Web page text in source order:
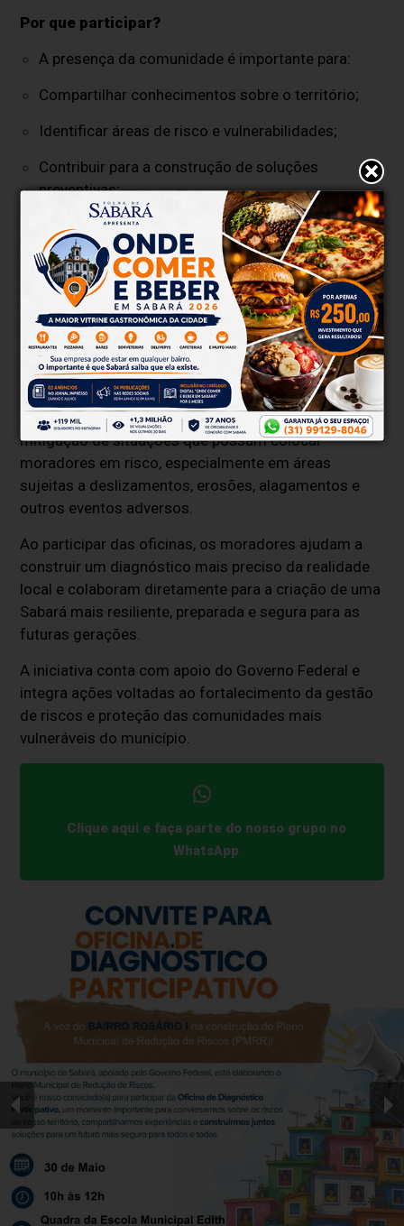
Por que participar?
A presença da comunidade é importante para:
Compartilhar conhecimentos sobre o território;
Identificar áreas de risco e vulnerabilidades;
Contribuir para a construção de soluções
preventivas;
Fortalecer a segurança das comunidades;
Auxiliar no planejamento de políticas públicas
mais eficientes.
Planejamento para proteger vidas
O Plano Municipal de Redução de Riscos é uma
ferramenta estratégica que permitirá ao município
planejar ações de prevenção, monitoramento e
mitigação de situações que possam colocar
moradores em risco, especialmente em áreas
sujeitas a deslizamentos, erosões, alagamentos e
outros eventos adversos.
Ao participar das oficinas, os moradores ajudam a
construir um diagnóstico mais preciso da realidade
local e colaboram diretamente para a criação de uma
Sabará mais resiliente, preparada e segura para as
futuras gerações.
A iniciativa conta com apoio do Governo Federal e
integra ações voltadas ao fortalecimento da gestão
de riscos e proteção das comunidades mais
vulneráveis do município.
Clique aqui e faça parte do nosso grupo no
WhatsApp